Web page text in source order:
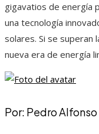
gigavatios de energía
una tecnología
solares. Si se superan
nueva era de energía
Por: Pedro